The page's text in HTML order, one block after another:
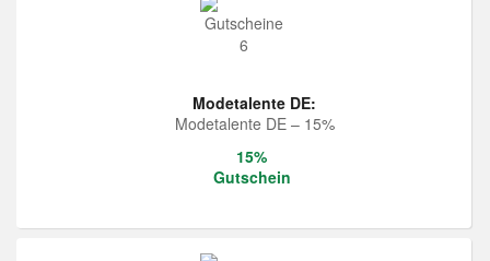
Modetalente DE:
Modetalente DE – 15%
15%
Gutschein